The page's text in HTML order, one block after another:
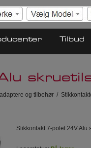
Tilbud
og tilbehør /
Stikkontakt 7-polet 24V Alu